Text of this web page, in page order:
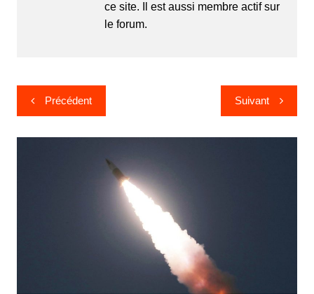
ce site. Il est aussi membre actif sur
le forum.
Navigation
de
l’article
Précédent Suivant